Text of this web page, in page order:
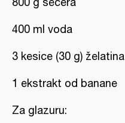
400 ml voda
3 kesice (30 g) želatina
1 ekstrakt od banane
Za glazuru: